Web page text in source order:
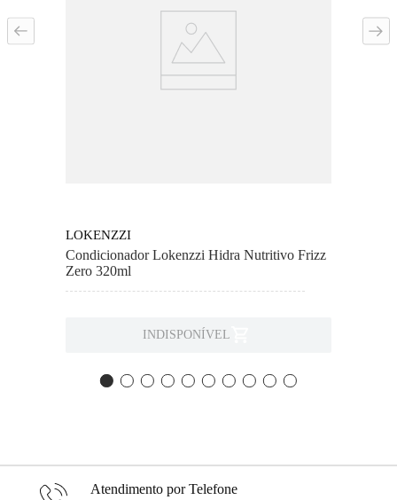
LOKENZZI
Condicionador Lokenzzi Hidra Nutritivo Frizz
Zero 320ml
INDISPONÍVEL
Atendimento por Telefone